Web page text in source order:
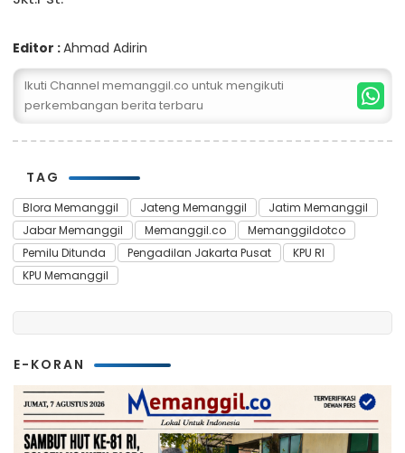
Editor :Ahmad Adirin
Ikuti Channel memanggil.co untuk mengikuti
perkembangan berita terbaru
TAG
Blora Memanggil Jateng Memanggil
Jatim Memanggil
Jabar Memanggil
Memanggil.co
Memanggildotco
Pemilu Ditunda
Pengadilan Jakarta Pusat
KPU RI
KPU Memanggil
E-KORAN